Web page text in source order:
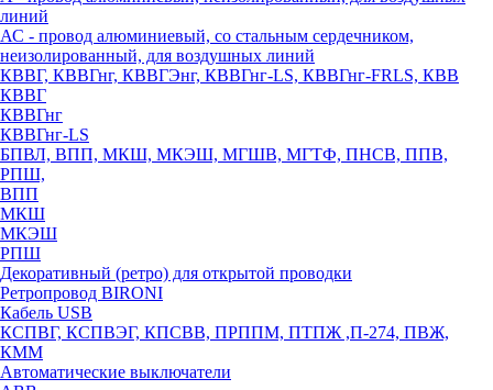
линий
АС - провод алюминиевый, со стальным сердечником,
неизолированный, для воздушных линий
КВВГ, КВВГнг, КВВГЭнг, КВВГнг-LS, КВВГнг-FRLS, КВВ
КВВГ
КВВГнг
КВВГнг-LS
БПВЛ, ВПП, МКШ, МКЭШ, МГШВ, МГТФ, ПНСВ, ППВ,
РПШ,
ВПП
МКШ
МКЭШ
РПШ
Декоративный (ретро) для открытой проводки
Ретропровод BIRONI
Кабель USB
КСПВГ, КСПВЭГ, КПСВВ, ПРППМ, ПТПЖ ,П-274, ПВЖ,
КММ
Автоматические выключатели